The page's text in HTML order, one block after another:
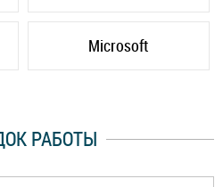
Microsoft
РАБОТЫ